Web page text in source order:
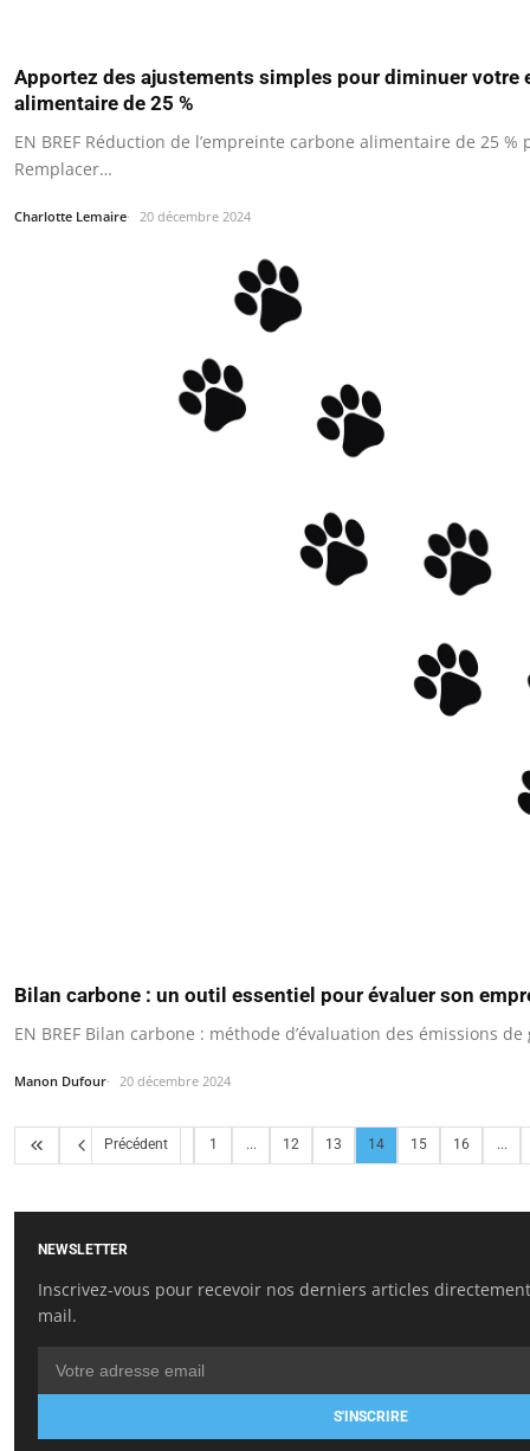
Apportez des ajustements simples pour diminuer votre
alimentaire de 25 %
EN BREF Réduction de l’empreinte carbone alimentaire de 25
Remplacer…
Charlotte Lemaire 20 décembre 2024
Bilan carbone : un outil essentiel pour évaluer son
EN BREF Bilan carbone : méthode d’évaluation des émissions
Manon Dufour 20 décembre 2024
Précédent 1 ... 12 13 14 15 16 ...
NEWSLETTER
Inscrivez-vous pour recevoir nos derniers articles
mail.
S'INSCRIRE